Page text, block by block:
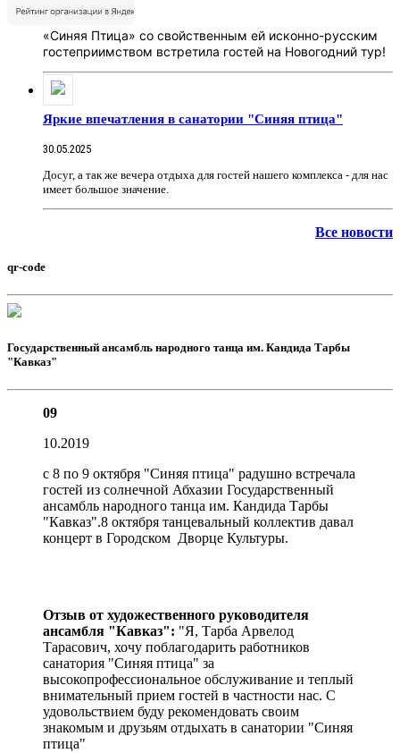
31.12.2025
«Синяя Птица» со свойственным ей исконно-русским
гостеприимством встретила гостей на Новогодний тур!
Яркие впечатления в санатории "Синяя птица"
30.05.2025
Досуг, а так же вечера отдыха для гостей нашего комплекса - для нас
имеет большое значение.
Все новости
qr-code
Государственный ансамбль народного танца им. Кандида Тарбы
"Кавказ"
09
10.2019
с 8 по 9 октября "Синяя птица" радушно встречала
гостей из солнечной Абхазии Государственный
ансамбль народного танца им. Кандида Тарбы
"Кавказ".8 октября танцевальный коллектив давал
концерт в Городском Дворце Культуры.
Отзыв от художественного руководителя
ансамбля "Кавказ": "Я, Тарба Арвелод
Тарасович, хочу поблагодарить работников
санатория "Синяя птица" за
высокопрофессиональное обслуживание и теплый
внимательный прием гостей в частности нас. С
удовольствием буду рекомендовать своим
знакомым и друзьям отдыхать в санатории "Синяя
птица"